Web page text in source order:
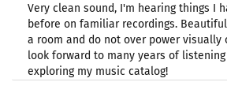
Very clean sound, I'm hearing things I
before on familiar recordings.
a room and do not over power visually
look forward to many years of
exploring my music catalog!